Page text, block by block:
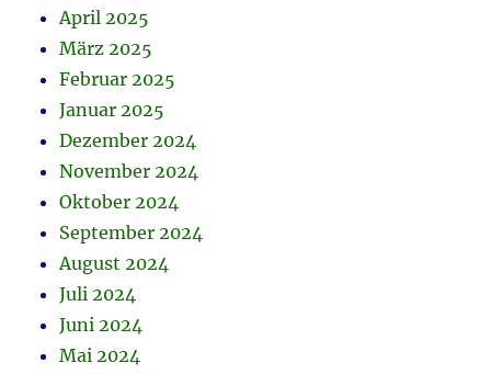
April 2025
März 2025
Februar 2025
Januar 2025
Dezember 2024
November 2024
Oktober 2024
September 2024
August 2024
Juli 2024
Juni 2024
Mai 2024